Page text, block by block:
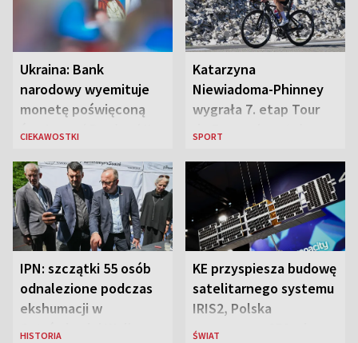
Ukraina: Bank
narodowy wyemituje
monetę poświęconą
św. Janowi Pawłowi II
CIEKAWOSTKI
Katarzyna
Niewiadoma-Phinney
wygrała 7. etap Tour
de France i została
SPORT
IPN: szczątki 55 osób
odnalezione podczas
ekshumacji w
Ostrówkach i Woli
HISTORIA
KE przyspiesza budowę
satelitarnego systemu
IRIS2, Polska
przeznaczy 656 mln
ŚWIAT